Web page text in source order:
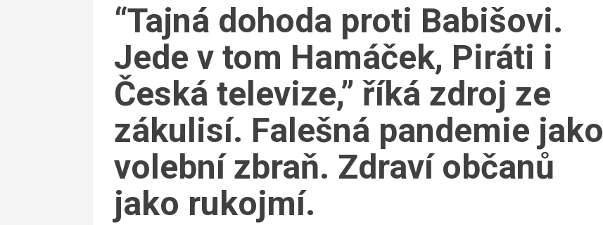
“Tajná dohoda proti Babišovi.
Jede v tom Hamáček, Piráti i
Česká televize,” říká zdroj ze
zákulisí. Falešná pandemie jako
volební zbraň. Zdraví občanů
jako rukojmí.